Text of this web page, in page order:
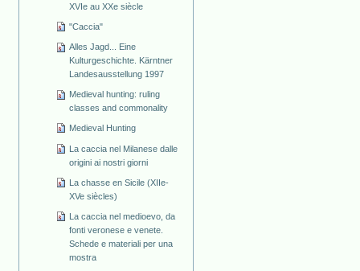
XVIe au XXe siècle
"Caccia"
Alles Jagd... Eine
Kulturgeschichte. Kärntner
Landesausstellung 1997
Medieval hunting: ruling
classes and commonality
Medieval Hunting
La caccia nel Milanese dalle
origini ai nostri giorni
La chasse en Sicile (XIIe-
XVe siècles)
La caccia nel medioevo, da
fonti veronese e venete.
Schede e materiali per una
mostra